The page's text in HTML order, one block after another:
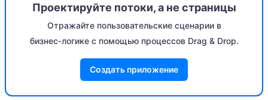
Проектируйте потоки, а не страницы
Отражайте пользовательские сценарии в
бизнес‑логике с помощью процессов Drag & Drop.
Создать приложение